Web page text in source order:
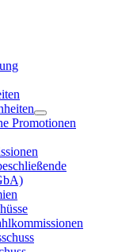
Promotionen